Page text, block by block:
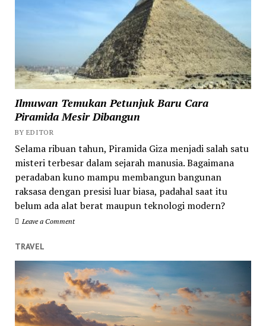
Ilmuwan Temukan Petunjuk Baru Cara
Piramida Mesir Dibangun
BY EDITOR
Selama ribuan tahun, Piramida Giza menjadi salah satu
misteri terbesar dalam sejarah manusia. Bagaimana
peradaban kuno mampu membangun bangunan
raksasa dengan presisi luar biasa, padahal saat itu
belum ada alat berat maupun teknologi modern?
Leave a Comment
TRAVEL